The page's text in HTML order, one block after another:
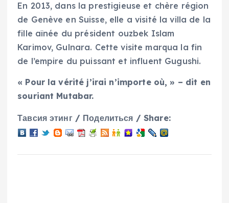
En 2013, dans la prestigieuse et chère région
de Genève en Suisse, elle a visité la villa de la
fille aînée du président ouzbek Islam
Karimov, Gulnara. Cette visite marqua la fin
de l’empire du puissant et influent Gugushi.
« Pour la vérité j’irai n’importe où, » – dit en
souriant Mutabar.
Тавсия этинг / Поделиться / Share: